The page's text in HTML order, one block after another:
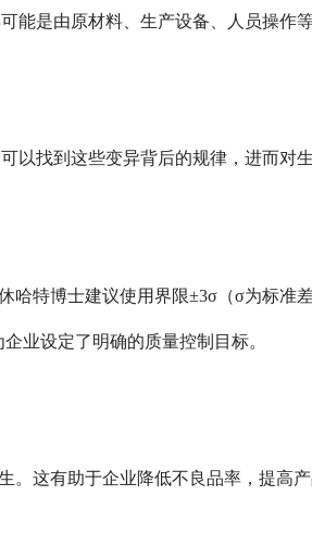
是由原材料、生产设备、人员操作
找到这些变异背后的规律，进而对
哈特博士建议使用界限±3σ（σ为标准
业设定了明确的质量控制目标。
这有助于企业降低不良品率，提高产